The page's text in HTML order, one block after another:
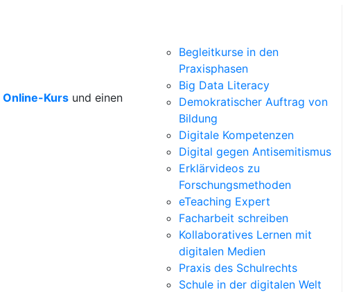
Online-Kurs und einen
Begleitkurse in den
Praxisphasen
Big Data Literacy
Demokratischer Auftrag von
Bildung
Digitale Kompetenzen
Digital gegen Antisemitismus
Erklärvideos zu
Forschungsmethoden
eTeaching Expert
Facharbeit schreiben
Kollaboratives Lernen mit
digitalen Medien
Praxis des Schulrechts
Schule in der digitalen Welt